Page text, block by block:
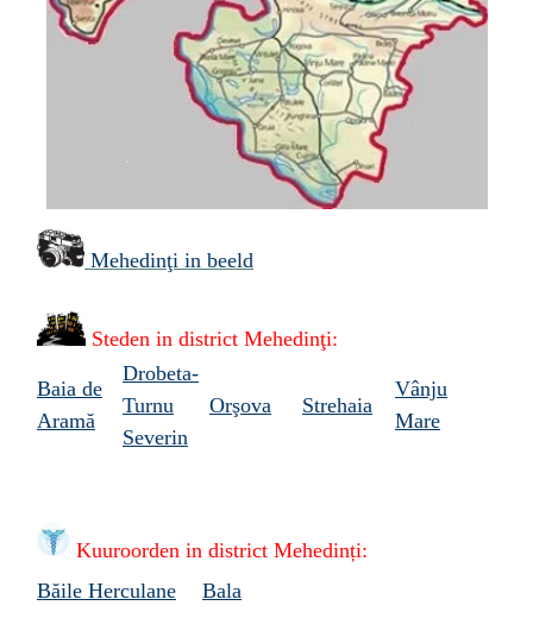
Mehedinţi in beeld
Steden in district Mehedinţi:
Baia de
Aramă
Drobeta-
Turnu
Severin
Orşova Strehaia
Vânju
Mare
Kuuroorden in district Mehedinți:
Băile Herculane
Bala